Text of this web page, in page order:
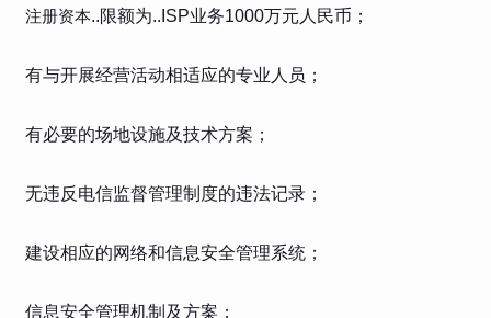
注册资本..限额为..ISP业务1000万元人民币；
有与开展经营活动相适应的专业人员；
有必要的场地设施及技术方案；
无违反电信监督管理制度的违法记录；
建设相应的网络和信息安全管理系统；
信息安全管理机制及方案；